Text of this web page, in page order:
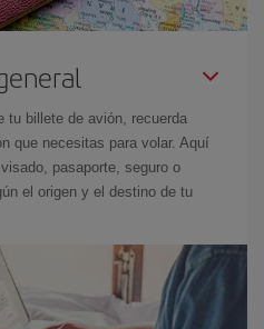
tu billete de avión, recuerda
que necesitas para volar. Aquí
pasaporte, seguro o
el origen y el destino de tu